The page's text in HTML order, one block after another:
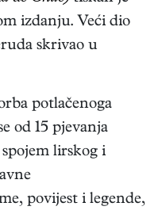
izdanju. Veći dio
skrivao u
potlačenoga
od 15 pjevanja
lirskog i
povijest i legende,